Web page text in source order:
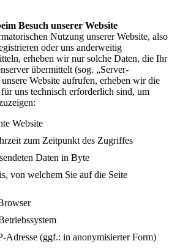
Besuch unserer Website
Nutzung unserer Website, also
oder uns anderweitig
erheben wir nur solche Daten, die Ihr
übermittelt (sog. „Server-
Website aufrufen, erheben wir die
uns technisch erforderlich sind, um
Website
zum Zeitpunkt des Zugriffes
Daten in Byte
von welchem Sie auf die Seite
Adresse (ggf.: in anonymisierter Form)